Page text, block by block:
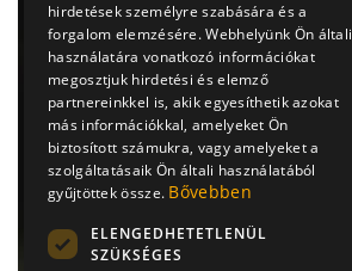
hirdetések személyre szabására és a
forgalom elemzésére. Webhelyünk Ön általi
használatára vonatkozó információkat
megosztjuk hirdetési és elemző
partnereinkkel is, akik egyesíthetik azokat
más információkkal, amelyeket Ön
biztosított számukra, vagy amelyeket a
szolgáltatásaik Ön általi használatából
gyűjtöttek össze. Bővebben
ELENGEDHETETLENÜL
SZÜKSÉGES